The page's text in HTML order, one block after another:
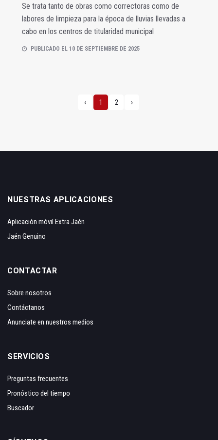
Se trata tanto de obras como correctoras como de
labores de limpieza para la época de lluvias llevadas a
cabo en los centros de titularidad municipal
PUBLICADO EL 10 DE SEPTIEMBRE DE 2025
‹ 1 2 ›
NUESTRAS APLICACIONES
Aplicación móvil Extra Jaén
Jaén Genuino
CONTACTAR
Sobre nosotros
Contáctanos
Anunciate en nuestros medios
SERVICIOS
Preguntas frecuentes
Pronóstico del tiempo
Buscador